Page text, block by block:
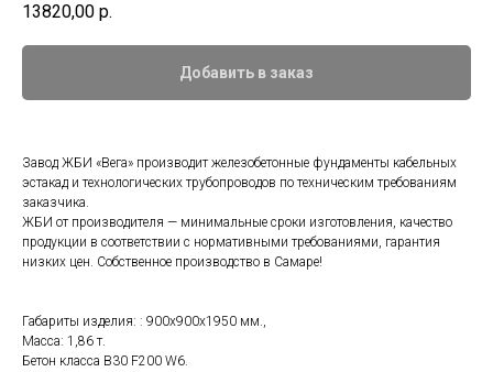
13820,00 р.
Добавить в заказ
Завод ЖБИ «Вега» производит железобетонные фундаменты кабельных
эстакад и технологических трубопроводов по техническим требованиям
заказчика.
ЖБИ от производителя — минимальные сроки изготовления, качество
продукции в соответствии с нормативными требованиями, гарантия
низких цен. Собственное производство в Самаре!
Габариты изделия: : 900x900x1950 мм.,
Масса: 1,86 т.
Бетон класса B30 F200 W6.